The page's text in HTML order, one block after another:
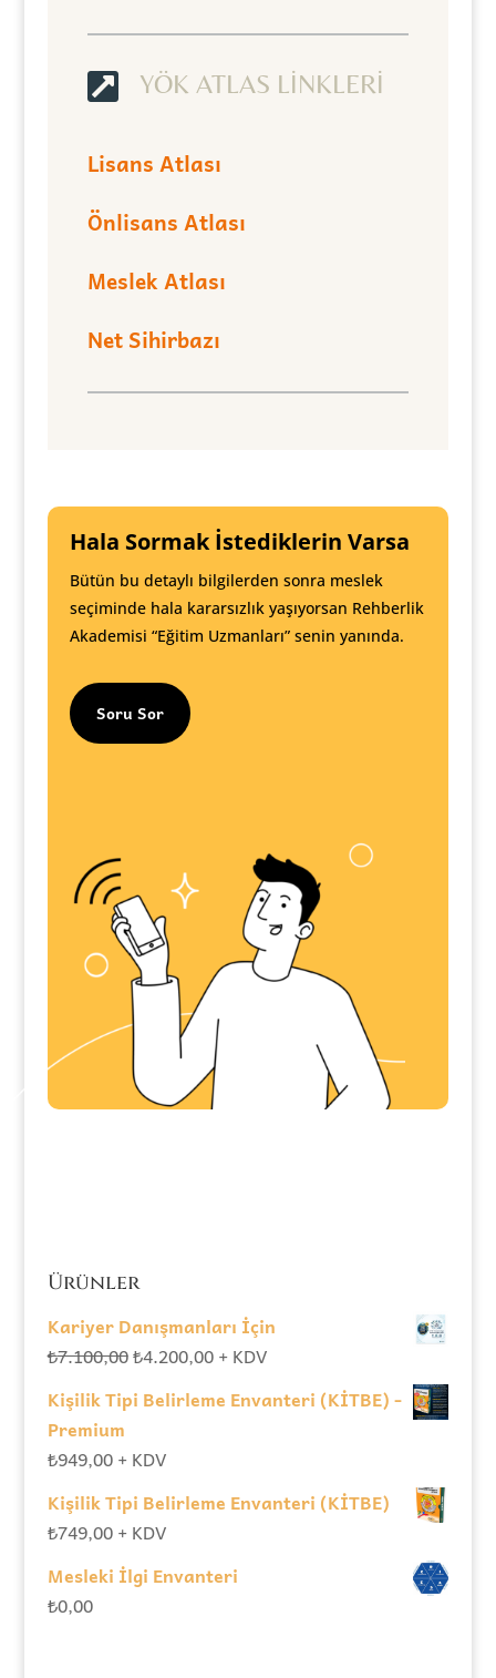
 YÖK ATLAS LİNKLERİ
Lisans Atlası
Önlisans Atlası
Meslek Atlası
Net Sihirbazı
Hala Sormak İstediklerin Varsa
Bütün bu detaylı bilgilerden sonra meslek
seçiminde hala kararsızlık yaşıyorsan Rehberlik
Akademisi “Eğitim Uzmanları” senin yanında.
Soru Sor
Ürünler
Kariyer Danışmanları İçin
₺7.100,00Orijinal
₺7.100,00.
₺4.200,00Şu
fiyat:
+ KDV
Kişilik Tipi Belirleme Envanteri (KİTBE) -
Premium
₺949,00 + KDV
Kişilik Tipi Belirleme Envanteri (KİTBE)
₺749,00 + KDV
Mesleki İlgi Envanteri
₺0,00